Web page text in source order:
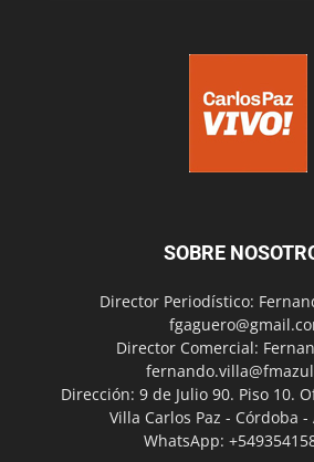
SOBRE
Director Periodístico:
Director Comercial:
Dirección: 9 de Julio 90. Piso 10.
Villa Carlos Paz - Córdoba
WhatsApp: